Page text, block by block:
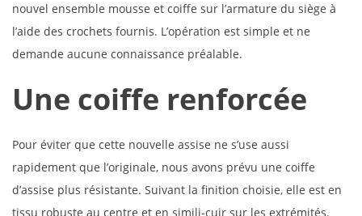
nouvel ensemble mousse et coiffe sur l’armature du siège à
l’aide des crochets fournis. L’opération est simple et ne
demande aucune connaissance préalable.
Une coiffe renforcée
Pour éviter que cette nouvelle assise ne s’use aussi
rapidement que l’originale, nous avons prévu une coiffe
d’assise plus résistante. Suivant la finition choisie, elle est en
tissu robuste au centre et en simili-cuir sur les extrémités.